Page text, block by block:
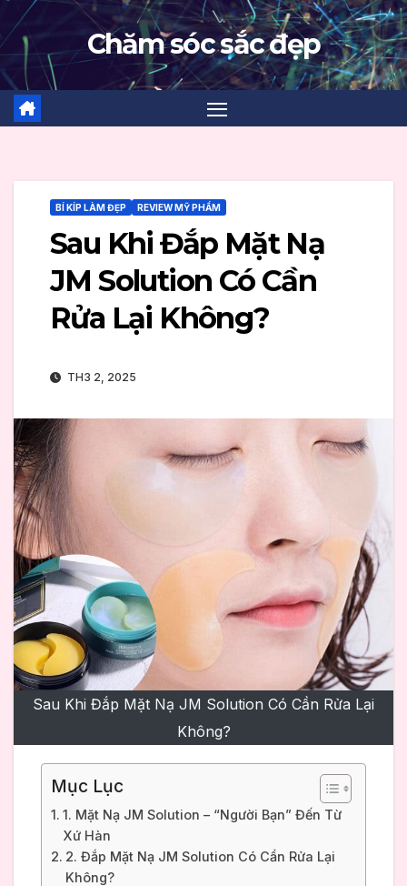
Skip
to
content
Chăm sóc sắc đẹp
BÍ KÍP LÀM ĐẸP REVIEW MỸ PHẨM
Sau Khi Đắp Mặt Nạ
JM Solution Có Cần
Rửa Lại Không?
TH3 2, 2025
Sau Khi Đắp Mặt Nạ JM Solution Có Cần Rửa Lại
Không?
Mục Lục
1. Mặt Nạ JM Solution – “Người Bạn” Đến Từ
Xứ Hàn
2. Đắp Mặt Nạ JM Solution Có Cần Rửa Lại
Không?